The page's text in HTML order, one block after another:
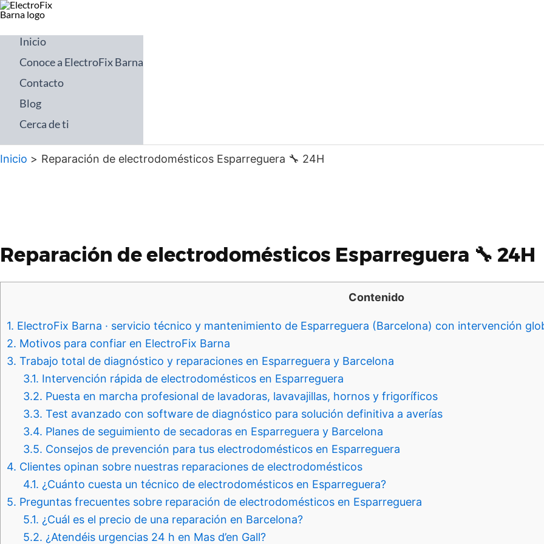
Ir
contenido
Inicio
Conoce a ElectroFix Barna
Contacto
Blog
Cerca de ti
Inicio Reparación de electrodomésticos Esparreguera 🔧 24H
Reparación de electrodomésticos Esparreguera 🔧 24H
Contenido
1. ElectroFix Barna · servicio técnico y mantenimiento de Esparreguera (Barcelona) con intervención
2. Motivos para confiar en ElectroFix Barna
3. Trabajo total de diagnóstico y reparaciones en Esparreguera y Barcelona
3.1. Intervención rápida de electrodomésticos en Esparreguera
3.2. Puesta en marcha profesional de lavadoras, lavavajillas, hornos y frigoríficos
3.3. Test avanzado con software de diagnóstico para solución definitiva a averías
3.4. Planes de seguimiento de secadoras en Esparreguera y Barcelona
3.5. Consejos de prevención para tus electrodomésticos en Esparreguera
4. Clientes opinan sobre nuestras reparaciones de electrodomésticos
4.1. ¿Cuánto cuesta un técnico de electrodomésticos en Esparreguera?
5. Preguntas frecuentes sobre reparación de electrodomésticos en Esparreguera
5.1. ¿Cuál es el precio de una reparación en Barcelona?
5.2. ¿Atendéis urgencias 24 h en Mas d’en Gall?